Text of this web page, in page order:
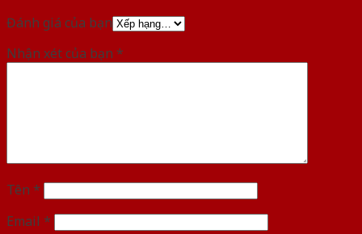
Đánh giá của bạn
Nhận xét của bạn *
Tên *
Email *